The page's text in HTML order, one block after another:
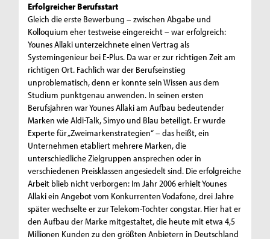
Erfolgreicher Berufsstart
Gleich die erste Bewerbung – zwischen Abgabe und
Kolloquium eher testweise eingereicht – war erfolgreich:
Younes Allaki unterzeichnete einen Vertrag als
Systemingenieur bei E-Plus. Da war er zur richtigen Zeit am
richtigen Ort. Fachlich war der Berufseinstieg
unproblematisch, denn er konnte sein Wissen aus dem
Studium punktgenau anwenden. In seinen ersten
Berufsjahren war Younes Allaki am Aufbau bedeutender
Marken wie Aldi-Talk, Simyo und Blau beteiligt. Er wurde
Experte für „Zweimarkenstrategien“ – das heißt, ein
Unternehmen etabliert mehrere Marken, die
unterschiedliche Zielgruppen ansprechen oder in
verschiedenen Preisklassen angesiedelt sind. Die erfolgreiche
Arbeit blieb nicht verborgen: Im Jahr 2006 erhielt Younes
Allaki ein Angebot vom Konkurrenten Vodafone, drei Jahre
später wechselte er zur Telekom-Tochter congstar. Hier hat er
den Aufbau der Marke mitgestaltet, die heute mit etwa 4,5
Millionen Kunden zu den größten Anbietern in Deutschland